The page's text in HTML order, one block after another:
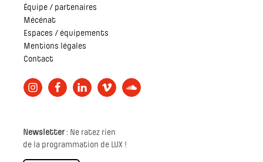
Équipe / partenaires
Mécénat
Espaces / équipements
Mentions légales
Contact
Newsletter: Ne ratez rien
de la programmation de LUX !